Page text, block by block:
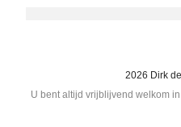
2026 Dirk
U bent altijd vrijblijvend welkom in